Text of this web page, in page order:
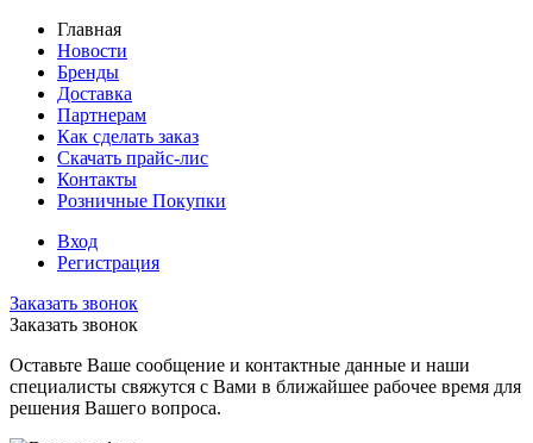
Главная
Новости
Бренды
Доставка
Партнерам
Как сделать заказ
Скачать прайс-лис
Контакты
Розничные Покупки
Вход
Регистрация
Заказать звонок
Заказать звонок
Оставьте Ваше сообщение и контактные данные и наши
специалисты свяжутся с Вами в ближайшее рабочее время для
решения Вашего вопроса.